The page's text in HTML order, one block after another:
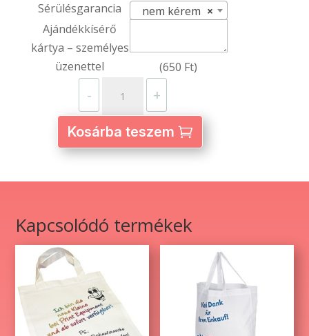
Sérülésgarancia
×
nem kérem
Ajándékkísérő
kártya – személyes
üzenettel
(650 Ft)
-
fehér
–
egyedi
fényképpel
mennyiség
+
Kosárba teszem
Kapcsolódó termékek